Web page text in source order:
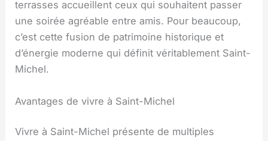
terrasses accueillent ceux qui souhaitent passer
une soirée agréable entre amis. Pour beaucoup,
c’est cette fusion de patrimoine historique et
d’énergie moderne qui définit véritablement Saint-
Michel.
Avantages de vivre à Saint-Michel
Vivre à Saint-Michel présente de multiples